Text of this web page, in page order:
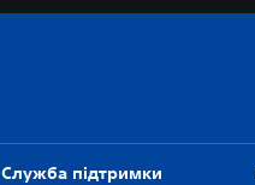
Служба підтримки